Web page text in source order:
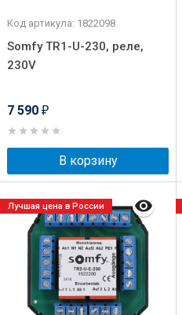
Код артикула: 1822098
Somfy TR1-U-230, реле,
230V
7 590 ₽
В корзину
Лучшая цена в России